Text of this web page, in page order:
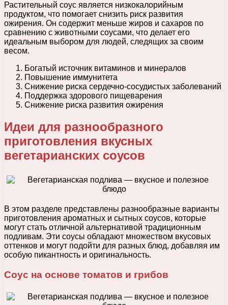
Растительный соус является низкокалорийным
продуктом, что помогает снизить риск развития
ожирения. Он содержит меньше жиров и сахаров по
сравнению с животными соусами, что делает его
идеальным выбором для людей, следящих за своим
весом.
Богатый источник витаминов и минералов
Повышение иммунитета
Снижение риска сердечно-сосудистых заболеваний
Поддержка здорового пищеварения
Снижение риска развития ожирения
Идеи для разнообразного
приготовления вкусных
вегетарианских соусов
В этом разделе представлены разнообразные варианты
приготовления ароматных и сытных соусов, которые
могут стать отличной альтернативой традиционным
подливам. Эти соусы обладают множеством вкусовых
оттенков и могут подойти для разных блюд, добавляя им
особую пикантность и оригинальность.
Соус на основе томатов и грибов